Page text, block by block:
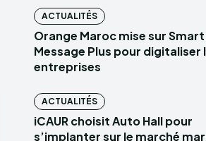
ACTUALITÉS
Orange Maroc mise sur Smart
Message Plus pour digitaliser
entreprises
ACTUALITÉS
iCAUR choisit Auto Hall pour
s’implanter sur le marché